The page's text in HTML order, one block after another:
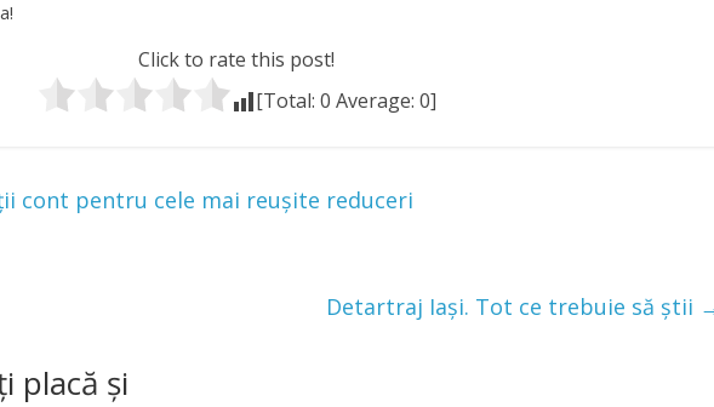
Click to rate this post!
[Total: 0 Average: 0]
cont pentru cele mai reușite reduceri
Detartraj Iași. Tot ce trebuie să știi
placă și